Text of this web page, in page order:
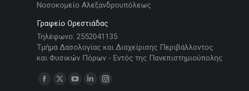
Νοσοκομείο Αλεξανδρουπόλεως
Γραφείο Ορεστιάδας
Τηλέφωνο: 2552041135
Τμήμα Δασολογίας και Διαχείρισης Περιβάλλοντος
και Φυσικών Πόρων - Εντός της Πανεπιστημιούπολης
Find us on:
Facebook
X YouTubeLinkedinInstagram